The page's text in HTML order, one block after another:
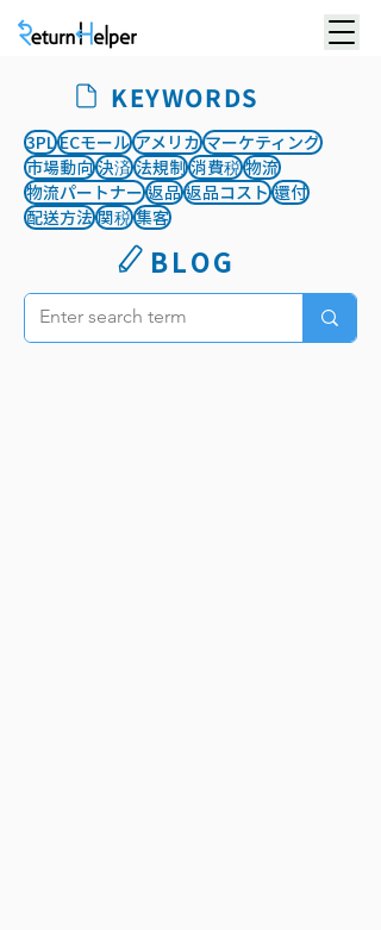
KEYWORDS
3PL ECモール アメリカ マーケティング
市場動向 決済 法規制 消費税 物流
物流パートナー 返品 返品コスト 還付
配送方法 関税 集客
BLOG